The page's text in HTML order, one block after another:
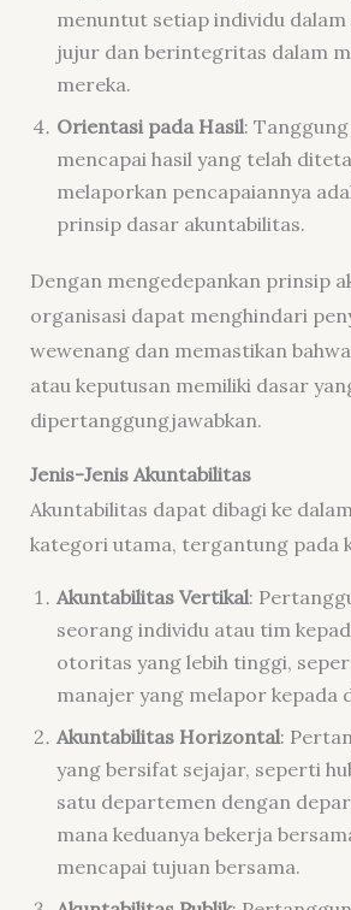
menuntut setiap individu
jujur dan berintegritas dalam
mereka.
Orientasi pada Hasil:
mencapai hasil yang telah
melaporkan pencapaiannya
prinsip dasar akuntabilitas.
Dengan mengedepankan prinsip
organisasi dapat menghindari
wewenang dan memastikan
atau keputusan memiliki dasar
dipertanggungjawabkan.
Jenis-Jenis Akuntabilitas
Akuntabilitas dapat dibagi ke
kategori utama, tergantung pada
Akuntabilitas Vertikal:
seorang individu atau tim
otoritas yang lebih tinggi,
manajer yang melapor kepada
Akuntabilitas Horizontal:
yang bersifat sejajar, seperti
satu departemen dengan
mana keduanya bekerja
mencapai tujuan bersama.